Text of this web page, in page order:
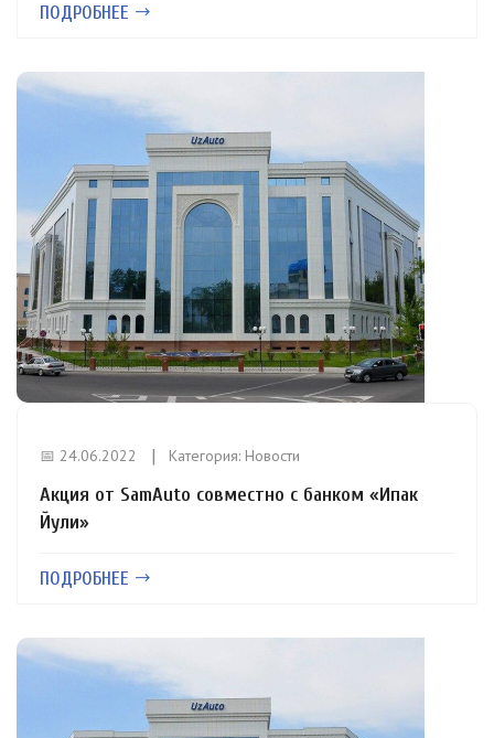
ПОДРОБНЕЕ
📅 24.06.2022 Категория: Новости
Акция от SamAuto совместно с банком «Ипак
Йули»
ПОДРОБНЕЕ